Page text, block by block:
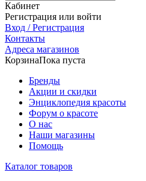
Кабинет
Регистрация или войти
Вход / Регистрация
Контакты
Адреса магазинов
КорзинаПока пуста
Бренды
Акции и скидки
Энциклопедия красоты
Форум о красоте
О нас
Наши магазины
Помощь
Каталог товаров